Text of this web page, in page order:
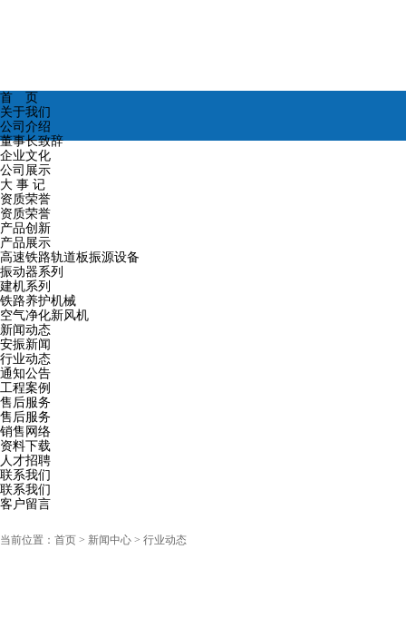
首 页
关于我们
公司介绍
董事长致辞
企业文化
公司展示
大 事 记
资质荣誉
资质荣誉
产品创新
产品展示
高速铁路轨道板振源设备
振动器系列
建机系列
铁路养护机械
空气净化新风机
新闻动态
安振新闻
行业动态
通知公告
工程案例
售后服务
售后服务
销售网络
资料下载
人才招聘
联系我们
联系我们
客户留言
当前位置： 首页 > 新闻中心 > 行业动态